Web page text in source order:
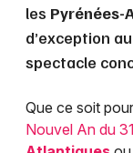
les
d’exception
spectacle
Que ce soit
Nouvel An du